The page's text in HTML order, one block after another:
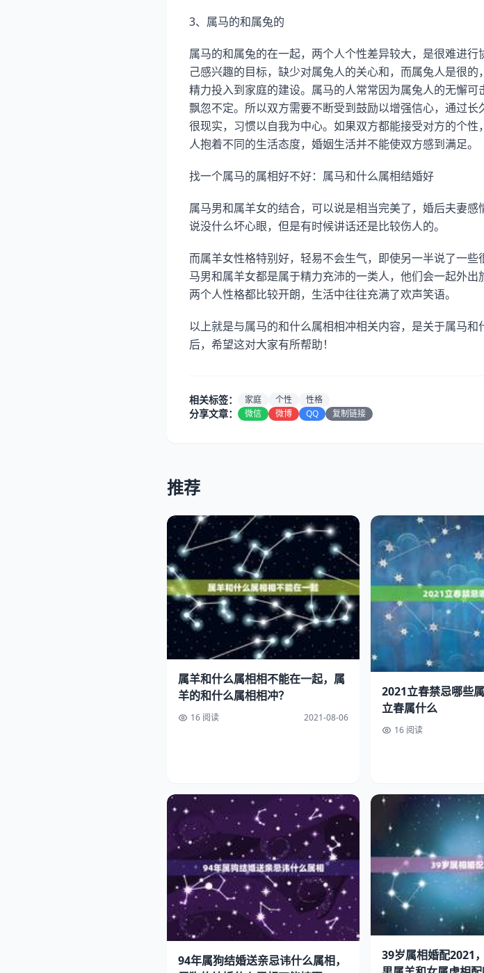
3、属马的和属兔的
属马的和属兔的在一起，两个人个性差异较大，是很难进
己感兴趣的目标，缺少对属兔人的关心和，而属兔人是很
精力投入到家庭的建设。属马的人常常因为属兔人的无懈
飘忽不定。所以双方需要不断受到鼓励以增强信心，通过
很现实，习惯以自我为中心。如果双方都能接受对方的个
人抱着不同的生活态度，婚姻生活并不能使双方感到满足。
找一个属马的属相好不好：属马和什么属相结婚好
属马男和属羊女的结合，可以说是相当完美了，婚后夫妻
说没什么坏心眼，但是有时候讲话还是比较伤人的。
而属羊女性格特别好，轻易不会生气，即使另一半说了一
马男和属羊女都是属于精力充沛的一类人，他们会一起外
两个人性格都比较开朗，生活中往往充满了欢声笑语。
以上就是与属马的和什么属相相冲相关内容，是关于属马
后，希望这对大家有所帮助！
相关标签： 家庭 个性 性格
分享文章： 微信 微博 QQ 复制链接
推荐
属羊和什么属相相不能在一起，属
羊的和什么属相相冲？
16 阅读 2021-08-06
2021立春禁忌哪些
立春属什么
16 阅读
94年属狗结婚送亲忌讳什么属相，
39岁属相婚配2021